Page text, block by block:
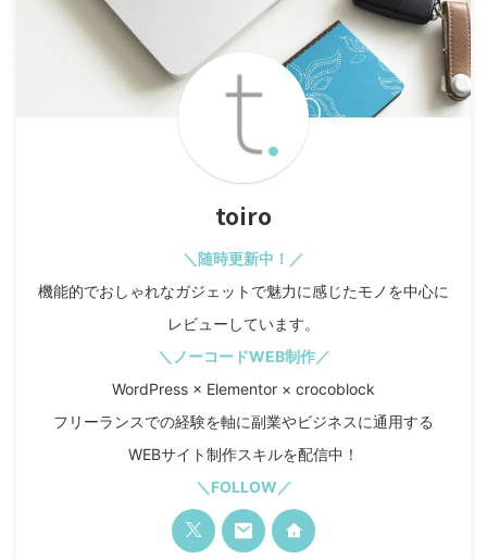
toiro
＼随時更新中！／
機能的でおしゃれなガジェットで魅力に感じたモノを中心に
レビューしています。
＼ノーコードWEB制作／
WordPress × Elementor × crocoblock
フリーランスでの経験を軸に副業やビジネスに通用する
WEBサイト制作スキルを配信中！
＼FOLLOW／